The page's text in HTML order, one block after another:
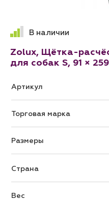
В наличии
Zolux, Щётка-
для собак S, 91 ×
Артикул
Торговая марка
Размеры
Страна
Вес